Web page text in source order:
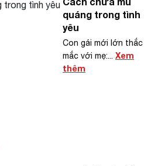
quáng trong tình
yêu
Con gái mới lớn thắc
mắc với mẹ:... Xem
thêm